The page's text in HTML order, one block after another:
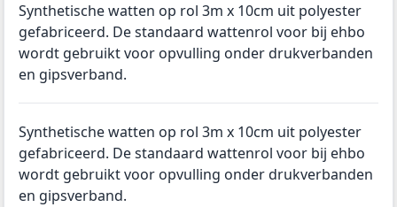
Synthetische watten op rol 3m x 10cm uit polyester
gefabriceerd. De standaard wattenrol voor bij ehbo
wordt gebruikt voor opvulling onder drukverbanden
en gipsverband.
Synthetische watten op rol 3m x 10cm uit polyester
gefabriceerd. De standaard wattenrol voor bij ehbo
wordt gebruikt voor opvulling onder drukverbanden
en gipsverband.